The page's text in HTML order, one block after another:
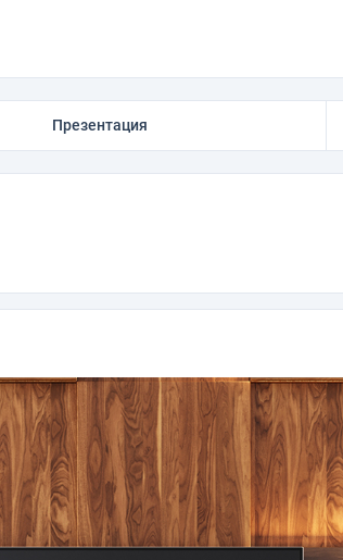
Презентация